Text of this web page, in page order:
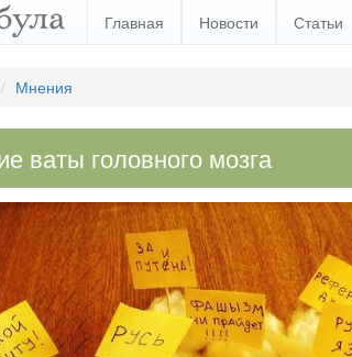
Главная Новости Статьи
Мнения
ваты головного мозга